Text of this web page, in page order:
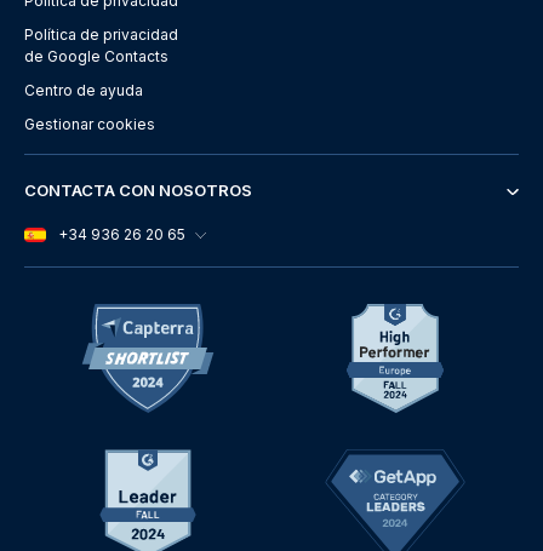
Política de privacidad
de Google Contacts
Centro de ayuda
Gestionar cookies
CONTACTA CON NOSOTROS
+34 936 26 20 65